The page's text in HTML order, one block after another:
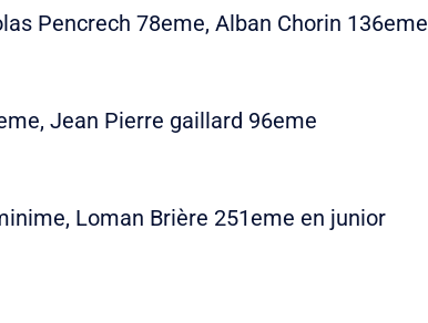
Pencrech 78eme, Alban Chorin 136eme
Jean Pierre gaillard 96eme
Loman Brière 251eme en junior